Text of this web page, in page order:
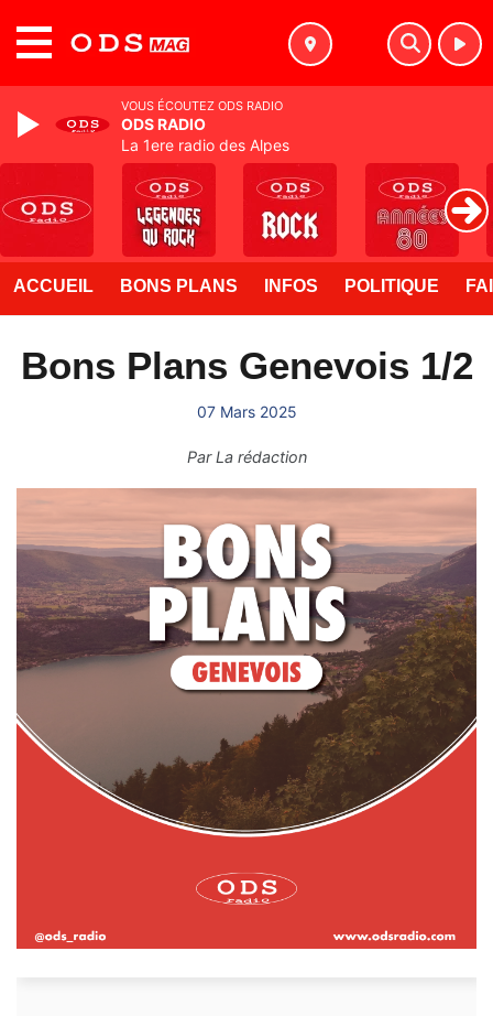
ACCUEIL BONS PLANS INFOS POLITIQUE
Bons Plans Genevois 1/2
07 Mars 2025
ParLa rédaction
VOUS ÉCOUTEZ ODS RADIO
ODS RADIO
La 1ere radio des Alpes